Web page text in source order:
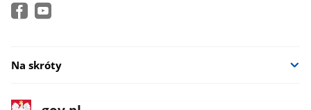
Na skróty
stopka